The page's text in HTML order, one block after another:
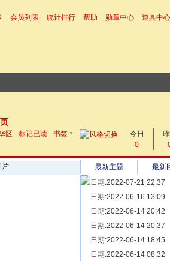
会员列表 统计排行 帮助 勋章中心
道具中心
帖子
区 标记已读 书签 ▼
今日
0
片 最新主题
最新
日期:2022-07-21 22:37
[ 宗亲新闻 ] 同为宗亲，
日期:2022-06-16 13:09
[ 族谱知识 ] 漫话辈份
日期:2022-06-14 20:42
[ 族谱知识 ] 修族谱的用
日期:2022-06-14 20:37
[ 族谱知识 ] 一元等于多
日期:2022-06-14 18:45
[ 散文随笔 ] 写给远在天
日期:2022-06-14 08:32